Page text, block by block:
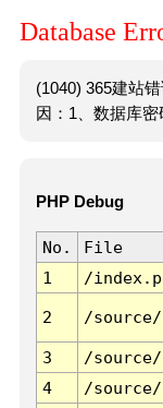
Database
(1040) 365建站
因：1、数据库密
PHP Debug
No. File
1
/
2 /
3 /
4
/